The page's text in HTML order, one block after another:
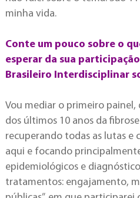
minha vida.
Conte um pouco sobre o
esperar da sua
Brasileiro Interdisciplinar
Vou mediar o primeiro painel,
dos últimos 10 anos da
recuperando todas as lutas e
aqui e focando
epidemiológicos e
tratamentos: engajamento,